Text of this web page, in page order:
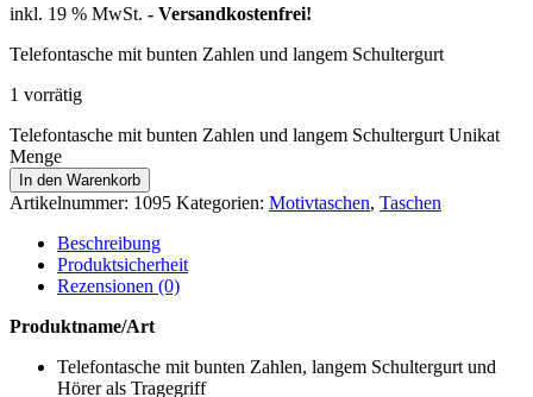
inkl. 19 % MwSt. - Versandkostenfrei!
Telefontasche mit bunten Zahlen und langem Schultergurt
1 vorrätig
Telefontasche mit bunten Zahlen und langem Schultergurt Unikat
Menge
In den Warenkorb
Artikelnummer: 1095 Kategorien: Motivtaschen, Taschen
Beschreibung
Produktsicherheit
Rezensionen (0)
Produktname/Art
Telefontasche mit bunten Zahlen, langem Schultergurt und
Hörer als Tragegriff